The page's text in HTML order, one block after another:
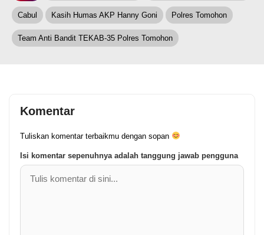
Cabul Kasih Humas AKP Hanny Goni Polres Tomohon
Team Anti Bandit TEKAB-35 Polres Tomohon
Komentar
Tuliskan komentar terbaikmu dengan sopan
Isi komentar sepenuhnya adalah tanggung jawab pengguna